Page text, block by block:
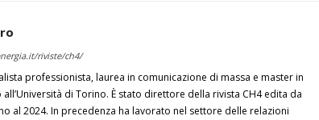
riviste/ch4/
professionista, laurea in comunicazione di massa e master in
di Torino. È stato direttore della rivista CH4 edita da
al 2024. In precedenza ha lavorato nel settore delle relazioni